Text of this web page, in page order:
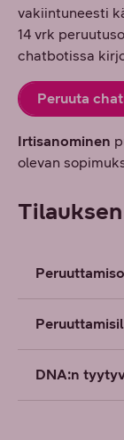
vakiintuneesti
14 vrk
chatbotissa
Peruuta
Irtisanominen
olevan
DNA:n